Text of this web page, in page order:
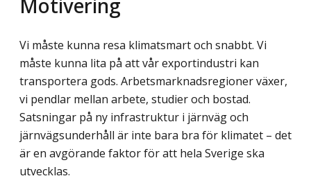
Vi måste kunna resa klimatsmart och snabbt. Vi
måste kunna lita på att vår export­industri kan
transportera gods. Arbetsmarknadsregioner växer,
vi pendlar mellan arbete, studier och bostad.
Satsningar på ny infrastruktur i järnväg och
järnvägsunderhåll är inte bara bra för klimatet – det
är en avgörande faktor för att hela Sverige ska
utvecklas.